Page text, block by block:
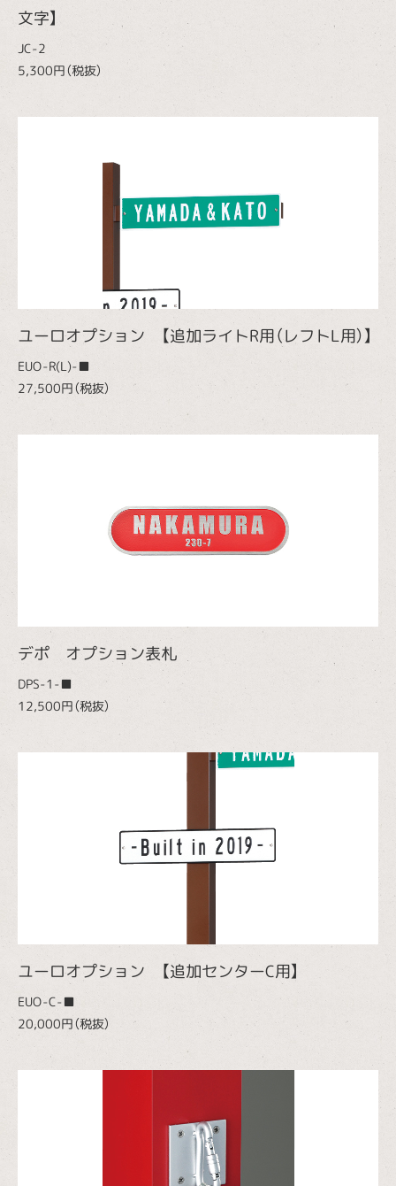
文字】
JC-2
5,300円（税抜）
ユーロオプション 【追加ライトR用（レフトL用）】
EUO-R(L)-■
27,500円（税抜）
デポ オプション表札
DPS-1-■
12,500円（税抜）
ユーロオプション 【追加センターC用】
EUO-C-■
20,000円（税抜）